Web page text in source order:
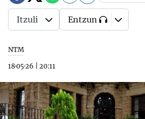
NTM
18·05·26
20:11
Itzuli Entzun